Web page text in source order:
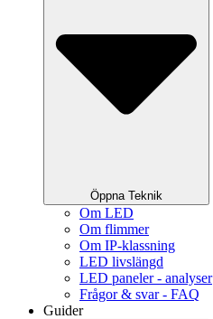
Öppna Teknik
Om LED
Om flimmer
Om IP-klassning
LED livslängd
LED paneler - analyser
Frågor & svar - FAQ
Guider